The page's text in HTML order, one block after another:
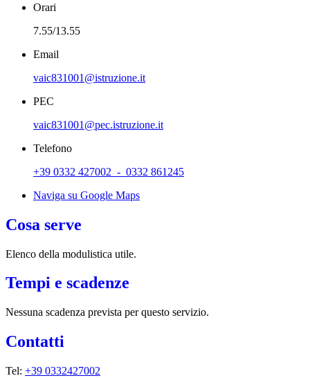
Orari
7.55/13.55
Email
vaic831001@istruzione.it
PEC
vaic831001@pec.istruzione.it
Telefono
+39 0332 427002 - 0332 861245
Naviga su Google Maps
Cosa serve
Elenco della modulistica utile.
Tempi e scadenze
Nessuna scadenza prevista per questo servizio.
Contatti
Tel: +39 0332427002